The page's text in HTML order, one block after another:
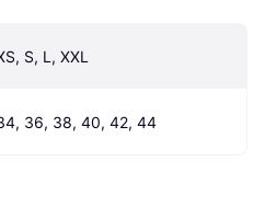
S, L, XXL
36, 38, 40, 42, 44